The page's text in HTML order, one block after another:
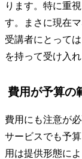
ります。特に重
す。まさに現在
受講者にとって
を持って受け入れ
費用が予算の
費用にも注意が
サービスでも予
用は提供形態に